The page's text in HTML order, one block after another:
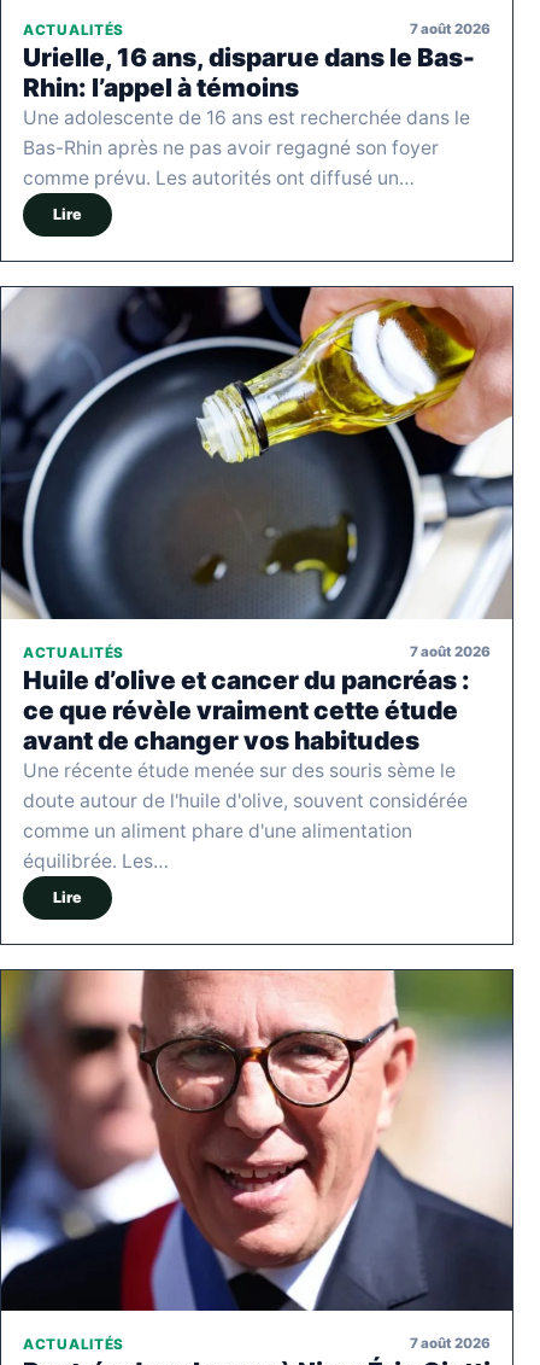
ACTUALITÉS 7 août 2026
Urielle, 16 ans, disparue dans le Bas-
Rhin: l’appel à témoins
Une adolescente de 16 ans est recherchée dans le
Bas-Rhin après ne pas avoir regagné son foyer
comme prévu. Les autorités ont diffusé un…
Lire
ACTUALITÉS 7 août 2026
Huile d’olive et cancer du pancréas :
ce que révèle vraiment cette étude
avant de changer vos habitudes
Une récente étude menée sur des souris sème le
doute autour de l'huile d'olive, souvent considérée
comme un aliment phare d'une alimentation
équilibrée. Les…
Lire
ACTUALITÉS 7 août 2026